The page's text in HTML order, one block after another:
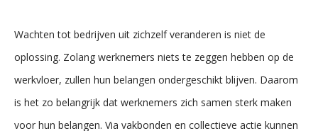
Wachten tot bedrijven uit zichzelf veranderen is niet de
oplossing. Zolang werknemers niets te zeggen hebben op de
werkvloer, zullen hun belangen ondergeschikt blijven. Daarom
is het zo belangrijk dat werknemers zich samen sterk maken
voor hun belangen. Via vakbonden en collectieve actie kunnen